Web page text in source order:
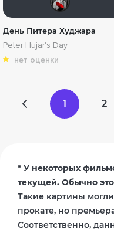
День Питера Худжара
Peter Hujar's Day
нет оценки
1 2
* У некоторых
текущей. Обычно
Такие картины
прокате, но
Соответственно,